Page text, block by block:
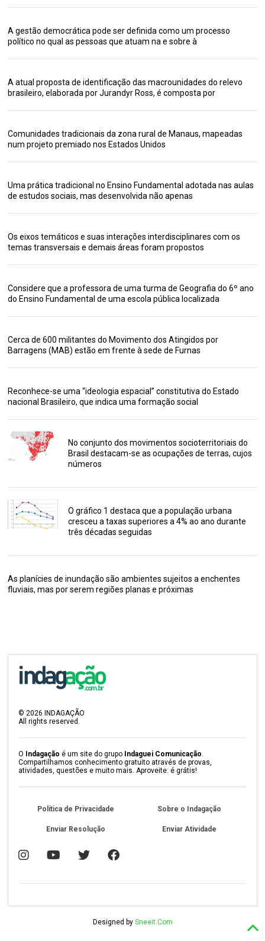
A gestão democrática pode ser definida como um processo
político no qual as pessoas que atuam na e sobre à
A atual proposta de identificação das macrounidades do relevo
brasileiro, elaborada por Jurandyr Ross, é composta por
Comunidades tradicionais da zona rural de Manaus, mapeadas
num projeto premiado nos Estados Unidos
Uma prática tradicional no Ensino Fundamental adotada nas aulas
de estudos sociais, mas desenvolvida não apenas
Os eixos temáticos e suas interações interdisciplinares com os
temas transversais e demais áreas foram propostos
Considere que a professora de uma turma de Geografia do 6º ano
do Ensino Fundamental de uma escola pública localizada
Cerca de 600 militantes do Movimento dos Atingidos por
Barragens (MAB) estão em frente à sede de Furnas
Reconhece-se uma “ideologia espacial” constitutiva do Estado
nacional Brasileiro, que indica uma formação social
No conjunto dos movimentos socioterritoriais do
Brasil destacam-se as ocupações de terras, cujos
números
O gráfico 1 destaca que a população urbana
cresceu a taxas superiores a 4% ao ano durante
três décadas seguidas
As planícies de inundação são ambientes sujeitos a enchentes
fluviais, mas por serem regiões planas e próximas
© 2026 INDAGAÇÃO
All rights reserved.
O Indagação é um site do grupo Indaguei Comunicação
Compartilhamos conhecimento gratuito através de provas,
atividades, questões e muito mais. Aproveite: é grátis!
Política de Privacidade Sobre o Indagação
Enviar Resolução Enviar Atividade
Designed by Sneeit.Com